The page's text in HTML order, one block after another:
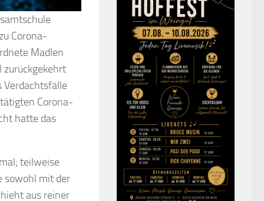
Corona-
Madlen
zurückgekehrt
Verdachtsfälle
Corona-
hatte das
teilweise
sowohl mit der
aus reiner